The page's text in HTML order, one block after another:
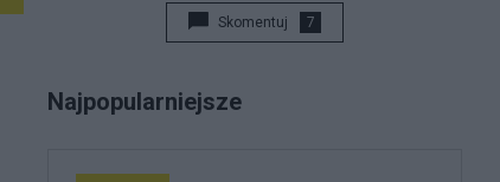
Skomentuj 7
Najpopularniejsze